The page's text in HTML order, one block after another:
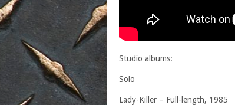
Studio albums:
Solo
Lady-Killer – Full-length, 1985